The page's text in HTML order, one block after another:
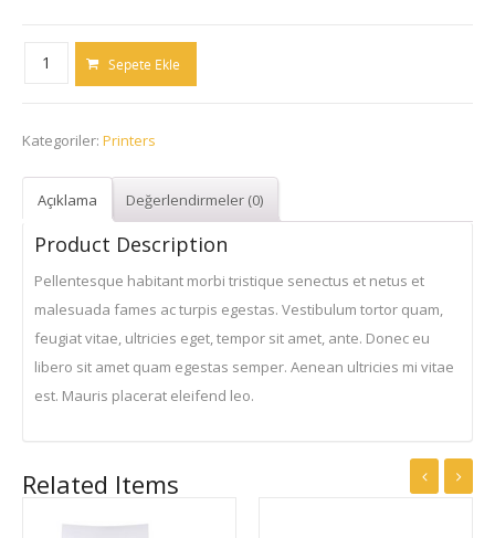
Deskjet
Wireless
in-
Printer
adet
Sepete Ekle
Kategoriler: Printers
Açıklama Değerlendirmeler (0)
Product Description
Pellentesque habitant morbi tristique senectus et netus et
malesuada fames ac turpis egestas. Vestibulum tortor quam,
feugiat vitae, ultricies eget, tempor sit amet, ante. Donec eu
libero sit amet quam egestas semper. Aenean ultricies mi vitae
est. Mauris placerat eleifend leo.
Related Items